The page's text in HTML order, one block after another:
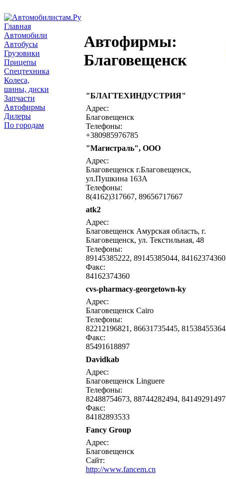
Главная
Автомобили
Автобусы
Грузовики
Прицепы
Спецтехника
Колеса,
шины, диски
Запчасти
Автофирмы
Дилеры
По городам
Автофирмы:
Благовещенск
"БЛАГТЕХИНДУСТРИЯ"
Адрес:
Благовещенск
Телефоны:
+380985976785
"Магистраль", ООО
Адрес:
Благовещенск г.Благовещенск,
ул.Пушкина 163А
Телефоны:
8(4162)317667, 89656717667
atk2
Адрес:
Благовещенск Амурская область, г.
Благовещенск, ул. Текстильная, 48
Телефоны:
89145385222, 89145385044, 84162374360
Факс:
84162374360
cvs-pharmacy-georgetown-ky
Адрес:
Благовещенск Cairo
Телефоны:
82212196821, 86631735445, 81538455364
Факс:
85491618897
Davidkab
Адрес:
Благовещенск Linguere
Телефоны:
82488754673, 88744282494, 84149291497
Факс:
84182893533
Fancy Group
Адрес:
Благовещенск
Сайт:
http://www.fancem.cn